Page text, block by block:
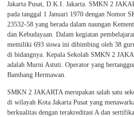
Jakarta Pusat, D.K.I. Jakarta. SMKN 2
pada tanggal 1 Januari 1970 dengan Nomor
23532-58 yang berada dalam naungan
dan Kebudayaan. Dalam kegiatan
memiliki 693 siswa ini dibimbing oleh 38
di bidangnya. Kepala Sekolah SMKN 2
adalah Murni Astuti. Operator yang
Bambang Hermawan.
SMKN 2 JAKARTA merupakan salah satu
di wilayah Kota Jakarta Pusat yang
berkualitas dengan terakreditasi A dan